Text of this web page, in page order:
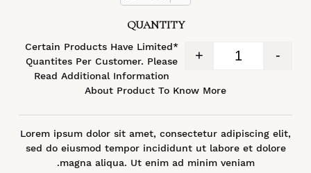
QUANTITY
-
+
*Certain Products Have Limited
Quantites Per Customer. Please
Read Additional Information
About Product To Know More
Lorem ipsum dolor sit amet, consectetur adipiscing elit,
sed do eiusmod tempor incididunt ut labore et dolore
magna aliqua. Ut enim ad minim veniam.